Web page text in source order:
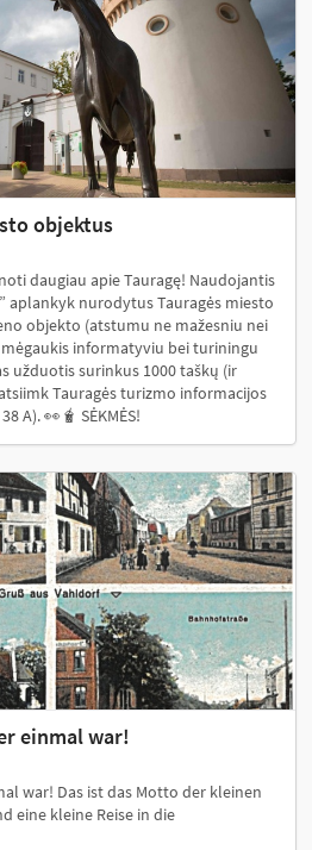
objektus
daugiau apie Tauragę! Naudojantis
aplankyk nurodytus Tauragės miesto
objekto (atstumu ne mažesniu nei
informatyviu bei turiningu
užduotis surinkus 1000 taškų (ir
Tauragės turizmo informacijos
A). 👀🧋 SĖKMĖS!
einmal war!
war! Das ist das Motto der kleinen
eine kleine Reise in die